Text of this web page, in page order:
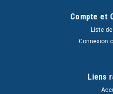
Compte et
Liste
Connexion
Liens